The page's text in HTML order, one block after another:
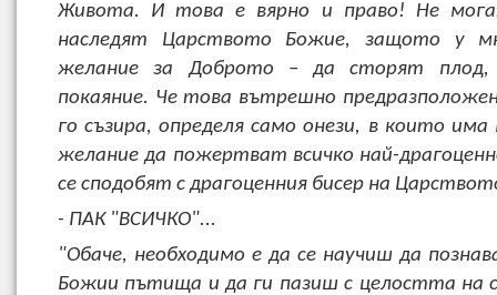
Живота. И това е вярно и право! Не
наследят Царството Божие, защото у
желание за Доброто – да сторят плод,
покаяние. Че това вътрешно
го съзира, определя само онези, в които
желание да пожертват всичко най-
се сподобят с драгоценния бисер на
- ПАК "ВСИЧКО"...
"Обаче, необходимо е да се научиш да
Божии пътища и да ги пазиш с целостта на